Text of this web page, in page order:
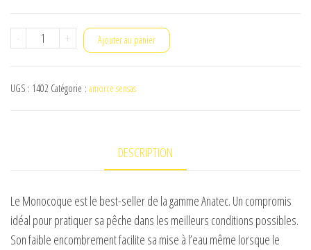
-
quantité
S
+ Ajouter au panier
UGS : 1402 Catégorie : amorce sensas
DESCRIPTION
Le Monocoque est le best-seller de la gamme Anatec. Un compromis
idéal pour pratiquer sa pêche dans les meilleurs conditions possibles.
Son faible encombrement facilite sa mise à l’eau même lorsque le